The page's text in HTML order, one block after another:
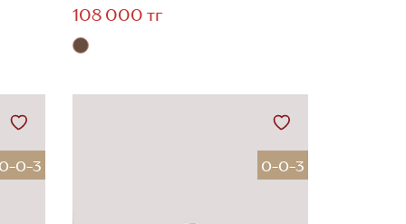
108 000 тг
0-3 0-0-3